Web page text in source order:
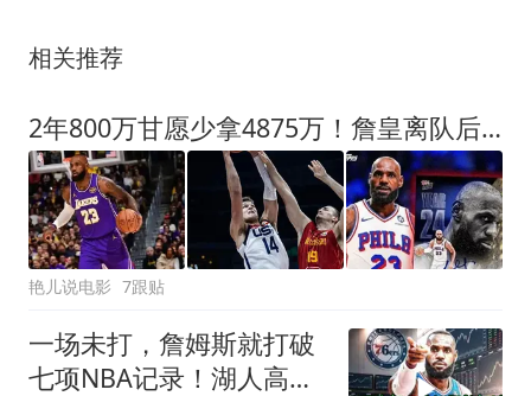
相关推荐
2年800万甘愿少拿4875万！詹皇离队后，湖人砸4.46亿豪赌西部格局
艳儿说电影 7跟贴
一场未打，詹姆斯就打破
七项NBA记录！湖人高